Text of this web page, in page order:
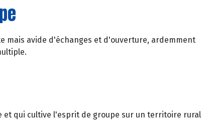
mais avide d'échanges et d'ouverture, ardemment
et qui cultive l'esprit de groupe sur un territoire rural